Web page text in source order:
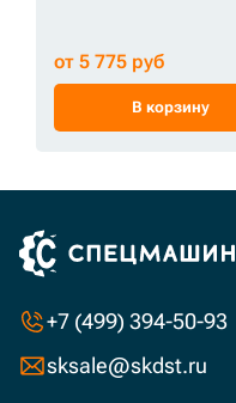
от 5 775 руб
В корзину
+7 (499) 394-50-93
sksale@skdst.ru